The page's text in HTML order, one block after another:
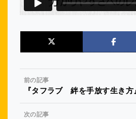
前の記事
『タフラブ 絆を手放す生き方
次の記事